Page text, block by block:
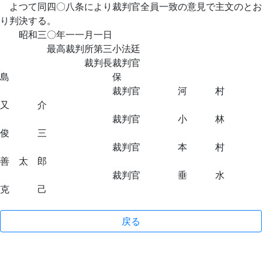
よつて同四〇八条により裁判官全員一致の意見で主文のとお
り判決する。
昭和三〇年一一月一日
最高裁判所第三小法廷
裁判長裁判官
島 保
裁判官 河 村
又 介
裁判官 小 林
俊 三
裁判官 本 村
善 太 郎
裁判官 垂 水
克 己
戻る